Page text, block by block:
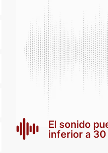
El sonido
inferior a